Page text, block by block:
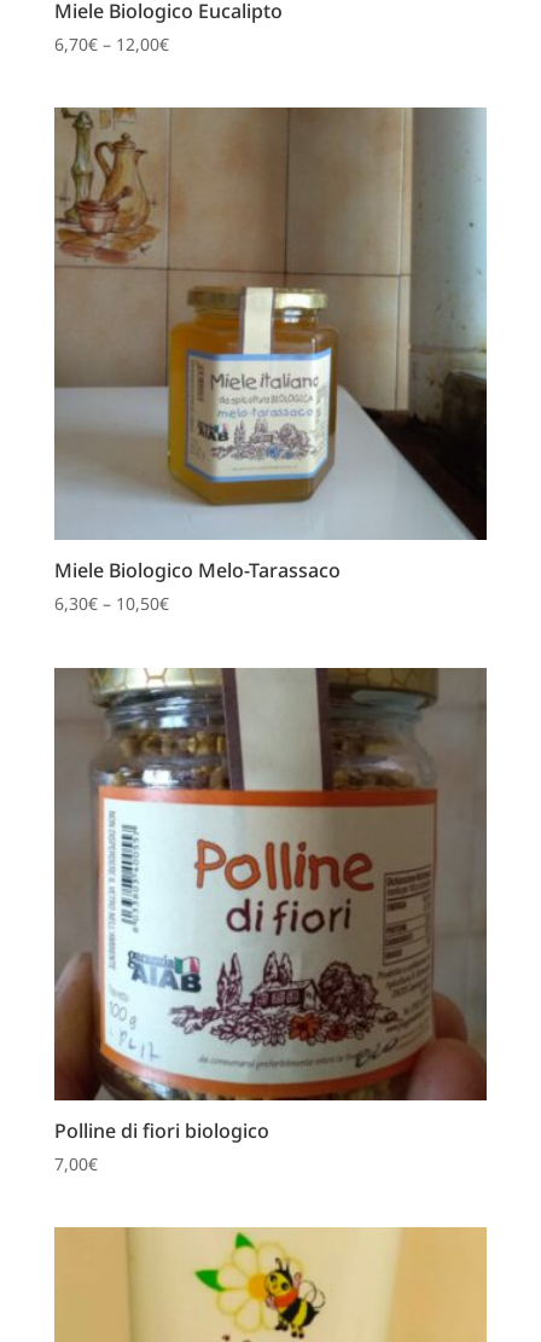
Miele Biologico Eucalipto
6,70€– 12,00€
Miele Biologico Melo-Tarassaco
6,30€– 10,50€
Polline di fiori biologico
7,00€